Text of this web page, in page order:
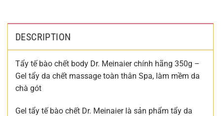
DESCRIPTION
Tẩy tế bào chết body Dr. Meinaier chính hãng 350g –
Gel tẩy da chết massage toàn thân Spa, làm mềm da
chà gót
Gel tẩy tế bào chết Dr. Meinaier là sản phẩm tẩy da